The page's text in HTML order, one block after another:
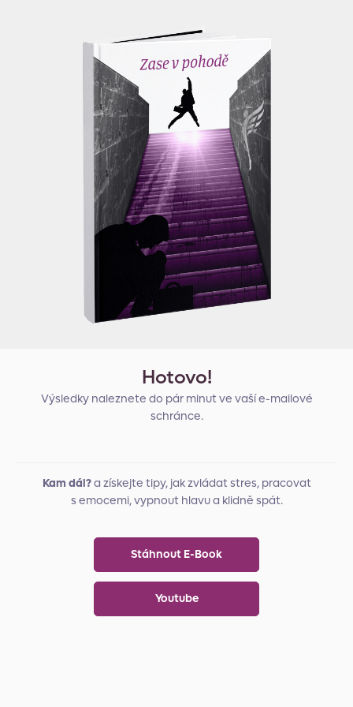
Hotovo!
Výsledky naleznete do pár minut ve vaší e-mailové
schránce.
Kam dál?a získejte tipy, jak zvládat stres, pracovat
s emocemi, vypnout hlavu a klidně spát.
Stáhnout E-Book
Youtube